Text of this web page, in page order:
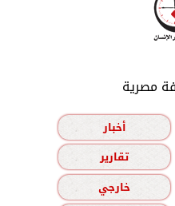
مصرية
أخبار
تقارير
خارجي